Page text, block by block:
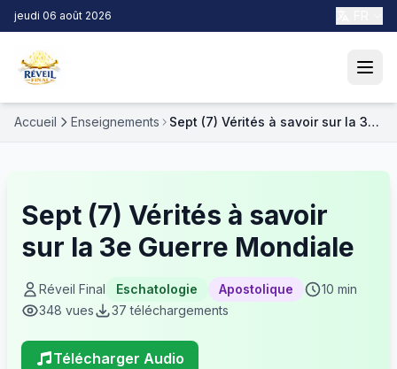
jeudi 06 août 2026
Accueil Enseignements
Sept (7) Vérités à savoir sur la 3e
Sept (7) Vérités à savoir
sur la 3e Guerre Mondiale
Réveil Final Eschatologie Apostolique
10 min
348 vues
37 téléchargements
Télécharger Audio